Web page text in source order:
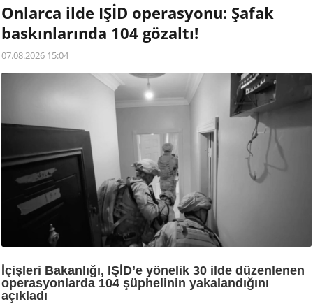
Onlarca ilde IŞİD operasyonu: Şafak
baskınlarında 104 gözaltı!
07.08.2026 15:04
İçişleri Bakanlığı, IŞİD’e yönelik 30 ilde düzenlenen
operasyonlarda 104 şüphelinin yakalandığını
açıkladı